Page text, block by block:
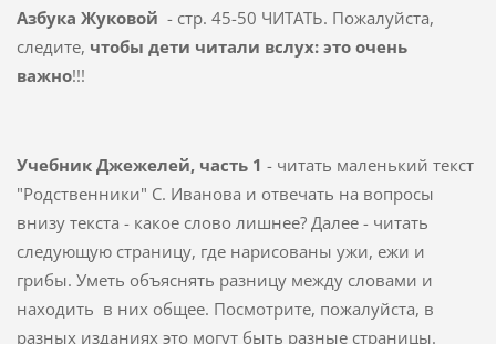
Азбука Жуковой - стр. 45-50 ЧИТАТЬ. Пожалуйста,
следите, чтобы дети читали вслух: это очень
важно!!!
Учебник Джежелей, часть 1 - читать маленький текст
"Родственники" С. Иванова и отвечать на вопросы
внизу текста - какое слово лишнее? Далее - читать
следующую страницу, где нарисованы ужи, ежи и
грибы. Уметь объяснять разницу между словами и
находить в них общее. Посмотрите, пожалуйста, в
разных изданиях это могут быть разные страницы.